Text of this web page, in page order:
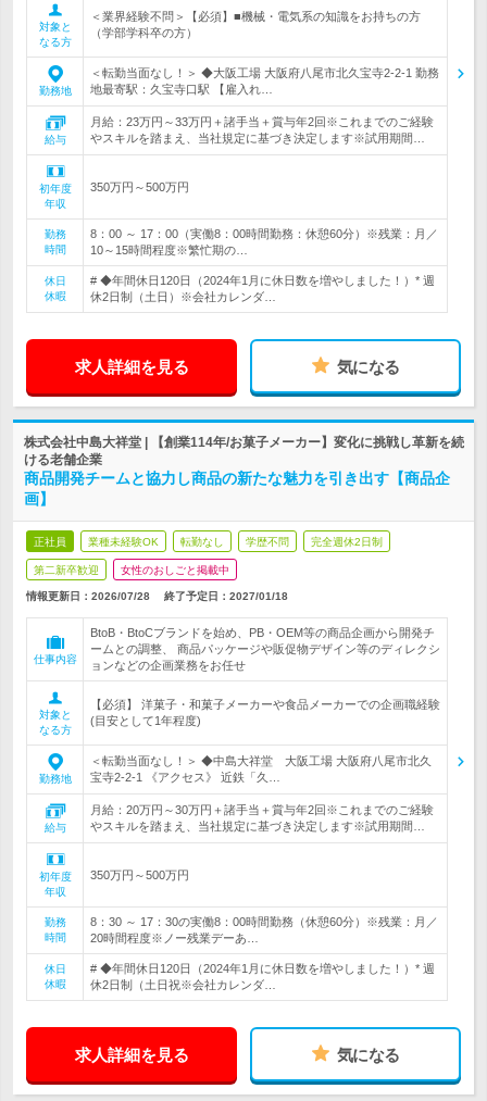
対象と
なる方
＜業界経験不問＞【必須】■機械・電気系の知識をお持ちの方
（学部学科卒の方）
勤務地
＜転勤当面なし！＞ ◆大阪工場 大阪府八尾市北久宝寺2-2-1 勤務
地最寄駅：久宝寺口駅 【雇入れ…
給与
月給：23万円～33万円＋諸手当＋賞与年2回※これまでのご経験
やスキルを踏まえ、当社規定に基づき決定します※試用期間…
初年度
年収
350万円～500万円
勤務
時間
8：00 ～ 17：00（実働8：00時間勤務：休憩60分）※残業：月／
10～15時間程度※繁忙期の…
休日
休暇
# ◆年間休日120日（2024年1月に休日数を増やしました！）* 週
休2日制（土日）※会社カレンダ…
求人詳細を見る 気になる
株式会社中島大祥堂 | 【創業114年/お菓子メーカー】変化に挑戦し革新を続
ける老舗企業
商品開発チームと協力し商品の新たな魅力を引き出す【商品企
画】
正社員 業種未経験OK 転勤なし 学歴不問 完全週休2日制
第二新卒歓迎 女性のおしごと掲載中
情報更新日：2026/07/28 終了予定日： 2027/01/18
仕事内容
BtoB・BtoCブランドを始め、PB・OEM等の商品企画から開発チ
ームとの調整、 商品パッケージや販促物デザイン等のディレクシ
ョンなどの企画業務をお任せ
対象と
なる方
【必須】 洋菓子・和菓子メーカーや食品メーカーでの企画職経験
(目安として1年程度)
勤務地
＜転勤当面なし！＞ ◆中島大祥堂 大阪工場 大阪府八尾市北久
宝寺2-2-1 《アクセス》 近鉄「久…
給与
月給：20万円～30万円＋諸手当＋賞与年2回※これまでのご経験
やスキルを踏まえ、当社規定に基づき決定します※試用期間…
初年度
年収
350万円～500万円
勤務
時間
8：30 ～ 17：30の実働8：00時間勤務（休憩60分）※残業：月／
20時間程度※ノー残業デーあ…
休日
休暇
# ◆年間休日120日（2024年1月に休日数を増やしました！）* 週
休2日制（土日祝※会社カレンダ…
求人詳細を見る 気になる